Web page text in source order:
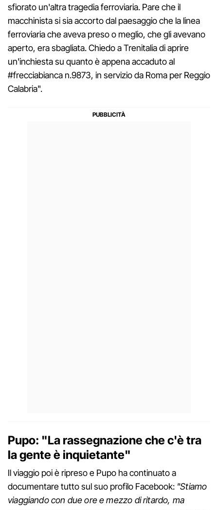
sfiorato un'altra tragedia ferroviaria. Pare che il
macchinista si sia accorto dal paesaggio che la linea
ferroviaria che aveva preso o meglio, che gli avevano
aperto, era sbagliata. Chiedo a Trenitalia di aprire
un'inchiesta su quanto è appena accaduto al
‪#‎frecciabianca‬ n.9873, in servizio da Roma per Reggio
Calabria".
Pupo: "La rassegnazione che c'è tra
la gente è inquietante"
Il viaggio poi è ripreso e Pupo ha continuato a
documentare tutto sul suo profilo Facebook: "Stiamo
viaggiando con due ore e mezzo di ritardo, ma